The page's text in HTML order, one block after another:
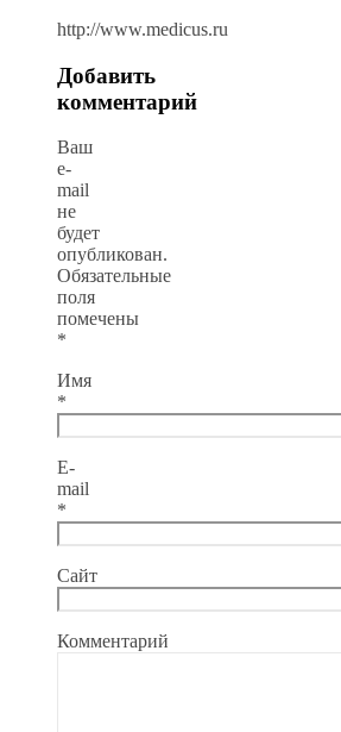
http://www.medicus.ru
Добавить
комментарий
Ваш
e-
mail
не
будет
опубликован.
Обязательные
поля
помечены
*
Имя
*
E-
mail
*
Сайт
Комментарий